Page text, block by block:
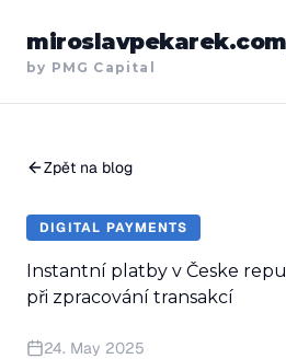
miroslavpekarek.com
by PMG Capital
Zpět na blog
DIGITAL PAYMENTS
Instantní platby v Česke
při zpracování transakcí
24. May 2025